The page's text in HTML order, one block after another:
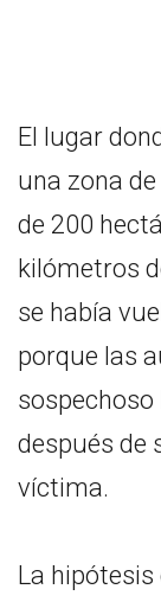
El lugar
una zona
de 200
kilómetros
se había
porque las
después de
víctima.
La